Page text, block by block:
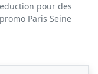
pour des
Paris Seine